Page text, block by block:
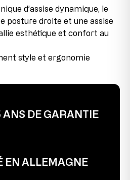
48-53 cm
à des conditions
comme modèle
de légères traces de
La chaise est
d’assise dynamique, le
posture droite et une assise
esthétique et confort au
style et ergonomie
ANS DE GARANTIE
EN ALLEMAGNE